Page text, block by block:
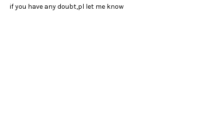
if you have any doubt,pl let me know